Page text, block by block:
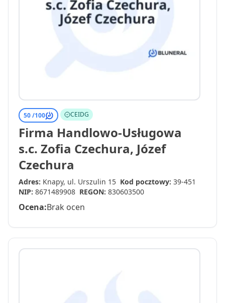
50 /100 CEIDG
Firma Handlowo-Usługowa
s.c. Zofia Czechura, Józef
Czechura
Adres: Knapy, ul. Urszulin 15 Kod pocztowy: 39-451
NIP: 8671489908 REGON: 830603500
Ocena:Brak ocen